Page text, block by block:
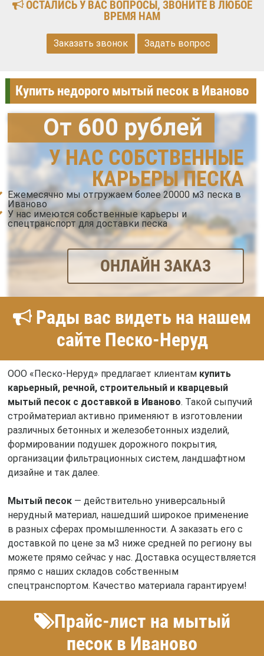
ОСТАЛИСЬ У ВАС ВОПРОСЫ, ЗВОНИТЕ В ЛЮБОЕ
ВРЕМЯ НАМ
Заказать звонок Задать вопрос
Купить недорого мытый песок в Иваново
От 600 рублей
У НАС СОБСТВЕННЫЕ
КАРЬЕРЫ ПЕСКА
Ежемесячно мы отгружаем более 20000 м3 песка в
Иваново
У нас имеются собственные карьеры и
спецтранспорт для доставки песка
ОНЛАЙН ЗАКАЗ
Рады вас видеть на нашем
сайте Песко-Неруд
ООО «Песко-Неруд» предлагает клиентам купить
карьерный, речной, строительный и кварцевый
мытый песок с доставкой в Иваново. Такой сыпучий
стройматериал активно применяют в изготовлении
различных бетонных и железобетонных изделий,
формировании подушек дорожного покрытия,
организации фильтрационных систем, ландшафтном
дизайне и так далее.
Мытый песок— действительно универсальный
нерудный материал, нашедший широкое применение
в разных сферах промышленности. А заказать его с
доставкой по цене за м3 ниже средней по региону вы
можете прямо сейчас у нас. Доставка осуществляется
прямо с наших складов собственным
спецтранспортом. Качество материала гарантируем!
Прайс-лист на мытый
песок в Иваново